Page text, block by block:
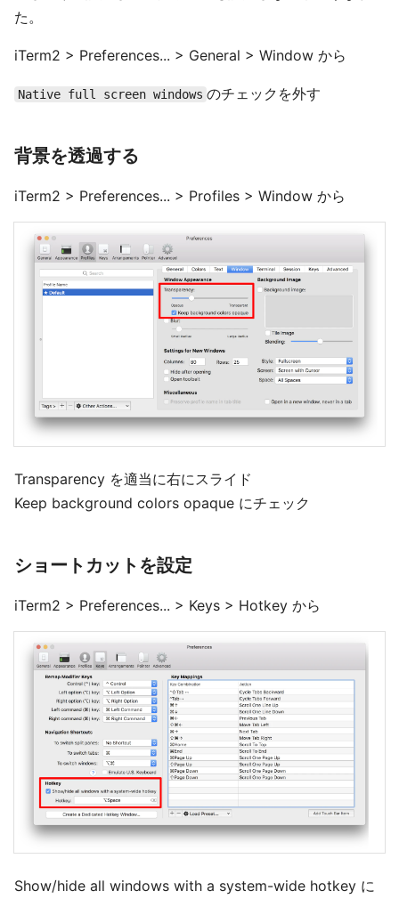
た。
iTerm2 > Preferences... > General > Window から
Native full screen windows のチェックを外す
背景を透過する
iTerm2 > Preferences... > Profiles > Window から
Transparency を適当に右にスライド
Keep background colors opaque にチェック
ショートカットを設定
iTerm2 > Preferences... > Keys > Hotkey から
Show/hide all windows with a system-wide hotkey に